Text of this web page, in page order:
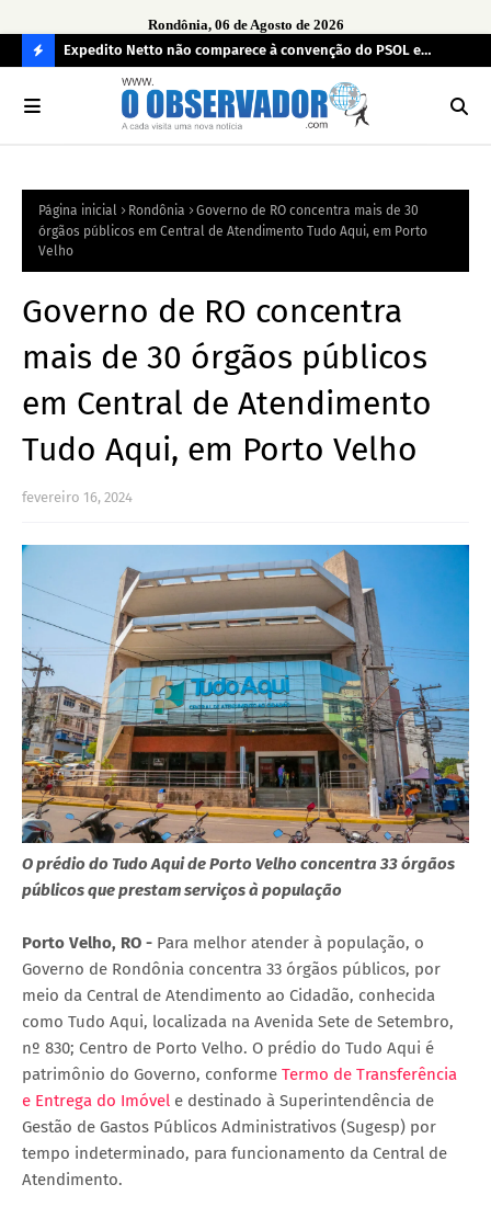
Rondônia, 06 de Agosto de 2026
O
R
A
ilícitos
Expedito Netto não comparece à convenção do PSOL e
ausência gera desconforto durante oficialização de vice em
Porto Velho
Página inicial Rondônia
Governo de RO concentra mais de 30
órgãos públicos em Central de Atendimento Tudo Aqui, em Porto
Velho
Governo de RO concentra
mais de 30 órgãos públicos
em Central de Atendimento
Tudo Aqui, em Porto Velho
fevereiro 16, 2024
O prédio do Tudo Aqui de Porto Velho concentra 33 órgãos
públicos que prestam serviços à população
Porto Velho, RO - Para melhor atender à população, o
Governo de Rondônia concentra 33 órgãos públicos, por
meio da Central de Atendimento ao Cidadão, conhecida
como Tudo Aqui, localizada na Avenida Sete de Setembro,
nº 830; Centro de Porto Velho. O prédio do Tudo Aqui é
patrimônio do Governo, conforme Termo de Transferência
e Entrega do Imóvel e destinado à Superintendência de
Gestão de Gastos Públicos Administrativos (Sugesp) por
tempo indeterminado, para funcionamento da Central de
Atendimento.